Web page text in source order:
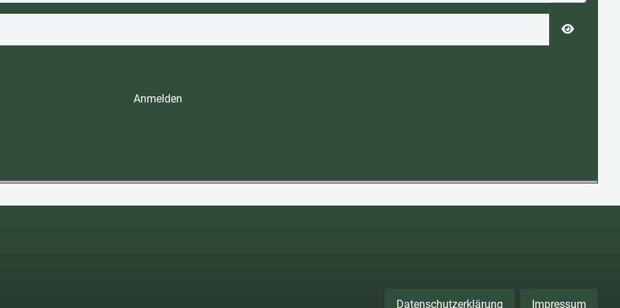
Anmelden
Datenschutzerklärung Impressum